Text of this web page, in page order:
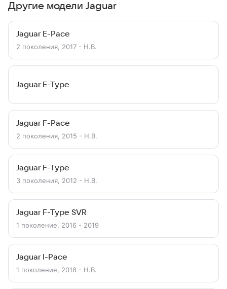
Другие модели Jaguar
Jaguar E-Pace
2 поколения, 2017 - Н.В.
Jaguar E-Type
Jaguar F-Pace
2 поколения, 2015 - Н.В.
Jaguar F-Type
3 поколения, 2012 - Н.В.
Jaguar F-Type SVR
1 поколение, 2016 - 2019
Jaguar I-Pace
1 поколение, 2018 - Н.В.